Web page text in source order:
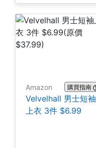
Amazon 購買指南
Velvelhall 男士短袖
上衣 3件 $6.99